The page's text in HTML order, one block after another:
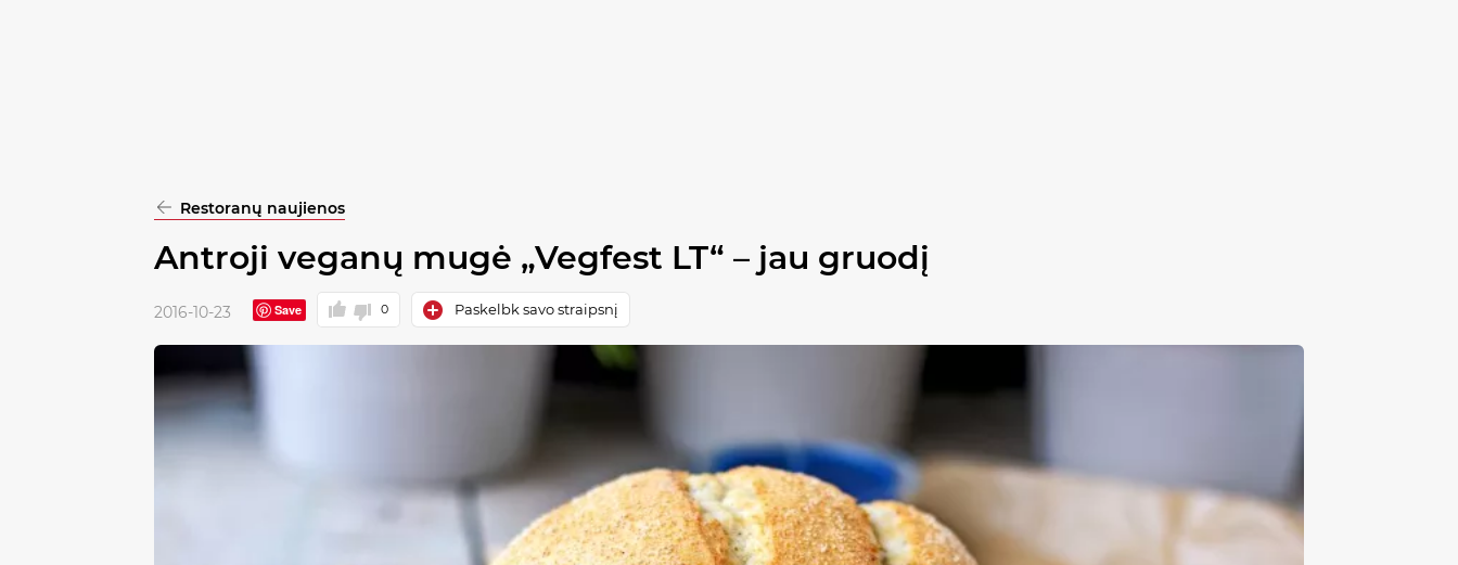
Restoranų naujienos
Antroji veganų mugė „Vegfest LT“ – jau gruodį
2016-10-23 Save 0 Paskelbk savo straipsnį